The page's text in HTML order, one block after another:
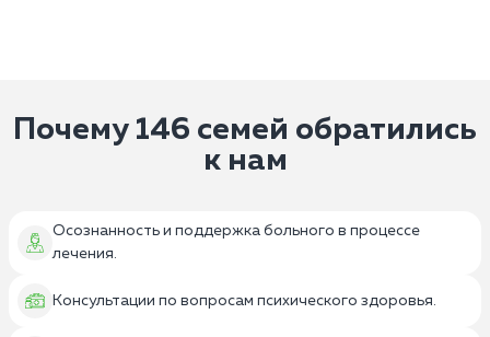
Почему 146 семей обратились
к нам
Осознанность и поддержка больного в процессе
лечения.
Консультации по вопросам психического здоровья.